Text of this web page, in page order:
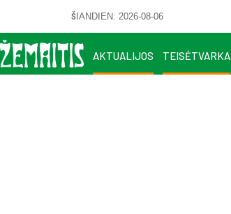
ŠIANDIEN: 2026-08-06
AKTUALIJOS TEISĖTVARKA